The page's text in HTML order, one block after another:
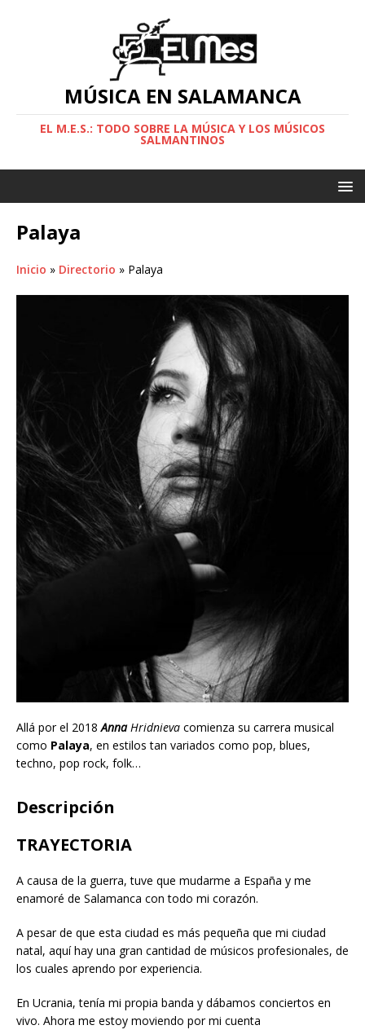
MÚSICA EN SALAMANCA
EL M.E.S.: TODO SOBRE LA MÚSICA Y LOS MÚSICOS
SALMANTINOS
Palaya
Inicio » Directorio » Palaya
Allá por el 2018AnnaHridnieva comienza su carrera musical
como Palaya, en estilos tan variados como pop, blues,
techno, pop rock, folk…
Descripción
TRAYECTORIA
A causa de la guerra, tuve que mudarme a España y me
enamoré de Salamanca con todo mi corazón.
A pesar de que esta ciudad es más pequeña que mi ciudad
natal, aquí hay una gran cantidad de músicos profesionales, de
los cuales aprendo por experiencia.
En Ucrania, tenía mi propia banda y dábamos conciertos en
vivo. Ahora me estoy moviendo por mi cuenta